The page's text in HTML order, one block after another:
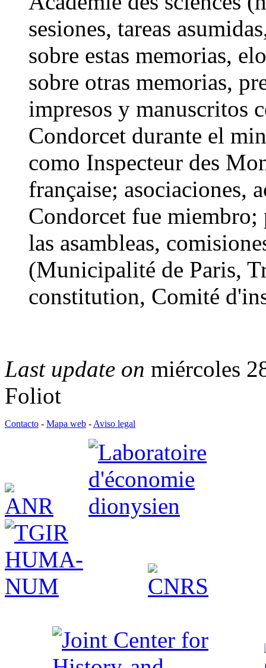
sesiones, tareas
sobre estas memorias,
sobre otras memorias,
impresos y manuscritos
Condorcet durante el
como Inspecteur des
française; asociaciones,
Condorcet fue miembro;
las asambleas,
(Municipalité de Paris,
constitution, Comité
Last update on miércoles
Foliot
Contacto - Mapa web - Aviso legal